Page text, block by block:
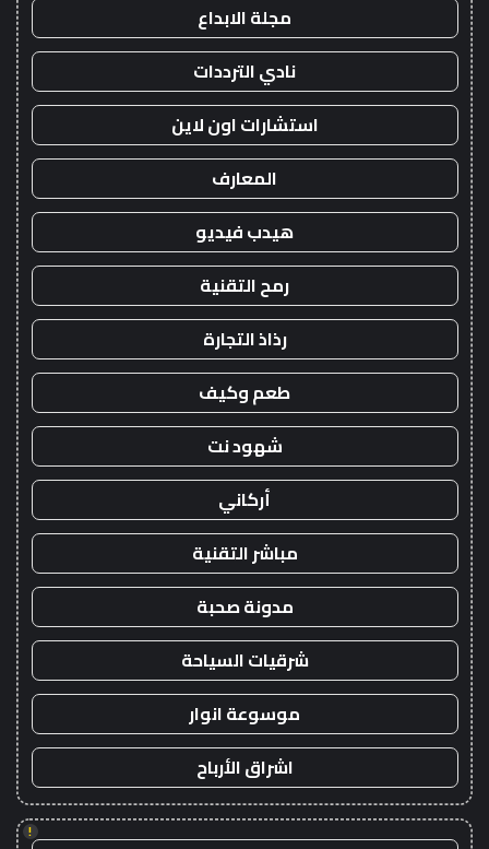
مجلة الابداع
نادي الترددات
استشارات اون لاين
المعارف
هيدب فيديو
رمح التقنية
رذاذ التجارة
طعم وكيف
شهود نت
أركاني
مباشر التقنية
مدونة صحبة
شرقيات السياحة
موسوعة انوار
اشراق الأرباح
!